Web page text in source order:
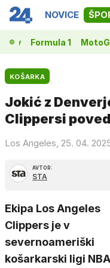
NOVICE
Formula 1
KOŠARKA
Jokić z
Clippersi
Los Angeles, 25. 04.
AVTOR:
STA
Ekipa Los Angeles
Clippers je v
severnoameriški
košarkarski ligi NBA